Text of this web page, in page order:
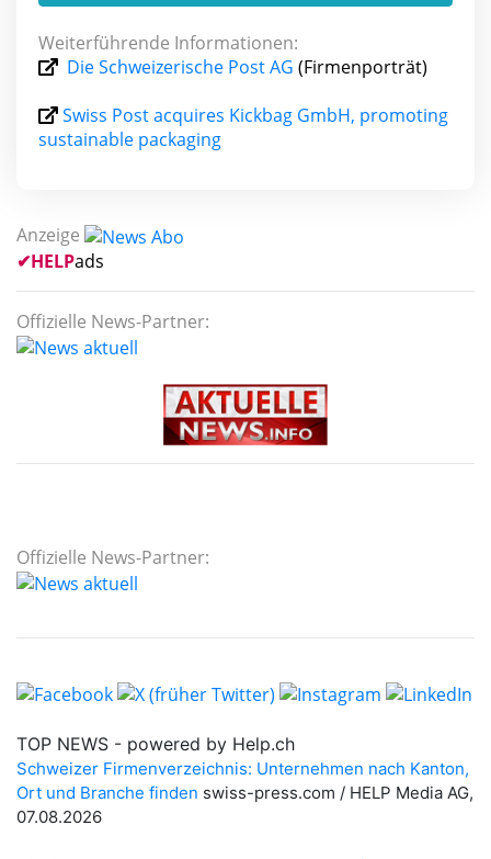
Weiterführende Informationen:
Die Schweizerische Post AG (Firmenporträt)
Swiss Post acquires Kickbag GmbH, promoting
sustainable packaging
Anzeige
✔HELPads
Offizielle News-Partner:
Offizielle News-Partner: